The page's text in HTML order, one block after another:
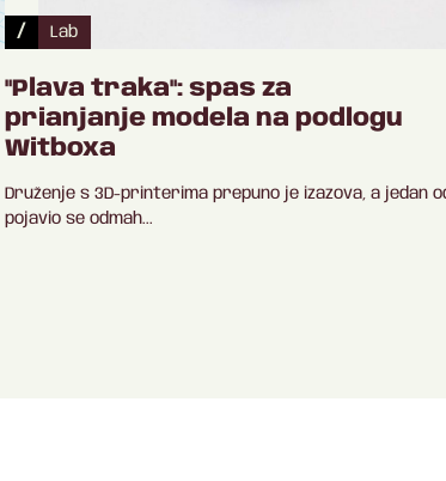
/ Lab
"Plava traka": spas za
prianjanje modela na podlogu
Witboxa
Druženje s 3D-printerima prepuno je izazova, a jedan
pojavio se odmah...